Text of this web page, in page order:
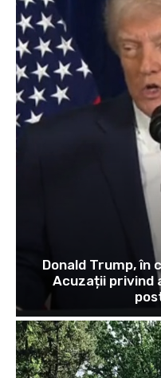
Donald Trump, în
Acuzații privind